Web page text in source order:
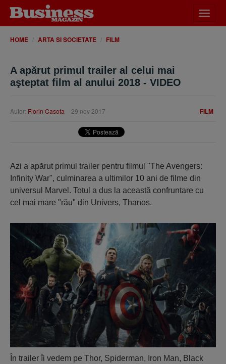
meniu
HOME ARTA SI SOCIETATE FILM
A apărut primul trailer al celui mai
aşteptat film al anului 2018 - VIDEO
FILM
Autor: Florin Casota 29 nov 2017
Azi a apărut primul trailer pentru filmul "The Avengers:
Infinity War", culminarea a ultimilor 10 ani de filme din
universul Marvel. Totul a dus la această confruntare cu
cel mai mare "rău" din Univers, Thanos.
În trailer îi vedem pe Thor, Spiderman, Iron Man, Black